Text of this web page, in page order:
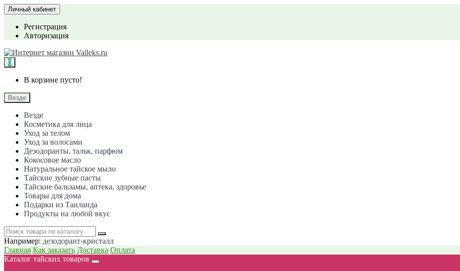
Личный кабинет
Регистрация
Авторизация
0
В корзине пусто!
Везде
Везде
Косметика для лица
Уход за телом
Уход за волосами
Дезодоранты, тальк, парфюм
Кокосовое масло
Натуральное тайское мыло
Тайские зубные пасты
Тайские бальзамы, аптека, здоровье
Товары для дома
Подарки из Таиланда
Продукты на любой вкус
Например: дезодорант-кристалл
Главная Как заказать Доставка Оплата
Каталог тайских товаров